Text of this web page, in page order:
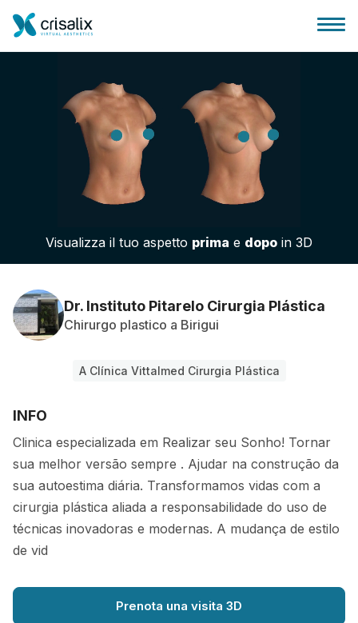
Accesso chirurghi
Piattaforma Business 3D
Piani
Recensioni dei pazienti
Visualizza il tuo aspetto prima e dopo in 3D
Dr. Instituto Pitarelo Cirurgia Plástica
Chirurgo plastico a Birigui
A Clínica Vittalmed Cirurgia Plástica
INFO
Clinica especializada em Realizar seu Sonho! Tornar
sua melhor versão sempre . Ajudar na construção da
sua autoestima diária. Transformamos vidas com a
cirurgia plástica aliada a responsabilidade do uso de
técnicas inovadoras e modernas. A mudança de estilo
de vid
Prenota una visita 3D